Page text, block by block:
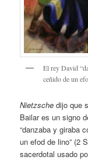
El rey David
ceñido de un
Nietzsche dijo que
Bailar es un signo
“danzaba y giraba
un efod de lino” (2
sacerdotal usado